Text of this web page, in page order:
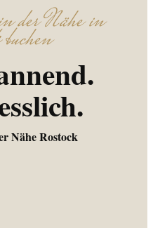
der Nähe in
Nähe Rostock